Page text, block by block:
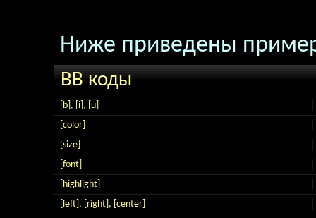
Ниже приведены
BB коды
[b] , [i] , [u]
[color]
[size]
[font]
[highlight]
[left] , [right] , [center]